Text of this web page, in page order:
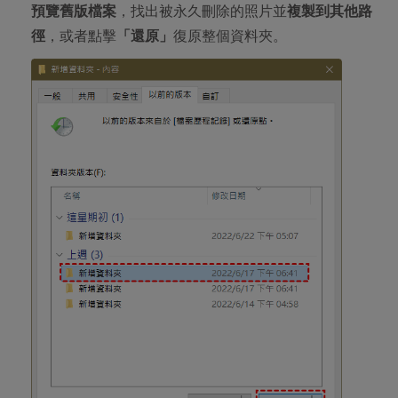
預覽舊版檔案 ，找出被永久刪除的照片並複製到其他路
徑 ，或者點擊 「還原」 復原整個資料夾。